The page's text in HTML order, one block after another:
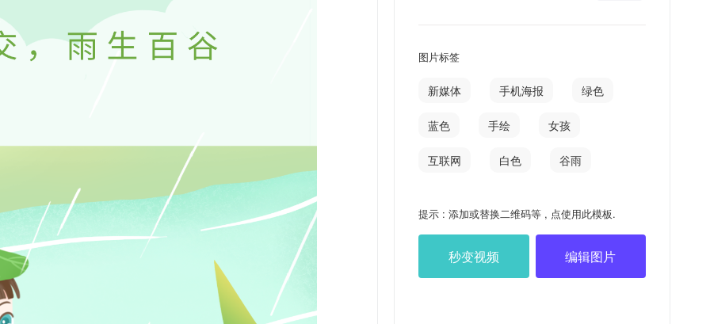
图片标签
新媒体 手机海报 绿色
蓝色 手绘 女孩
互联网 白色 谷雨
提示 : 添加或替换二维码等 , 点使用此模板.
秒变视频 编辑图片